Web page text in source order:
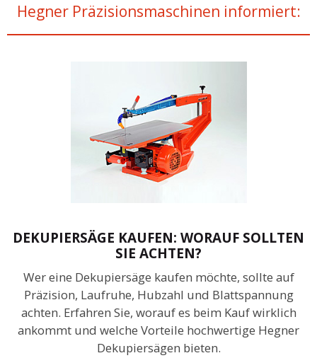
Hegner Präzisionsmaschinen informiert:
DEKUPIERSÄGE KAUFEN: WORAUF SOLLTEN
SIE ACHTEN?
Wer eine Dekupiersäge kaufen möchte, sollte auf
Präzision, Laufruhe, Hubzahl und Blattspannung
achten. Erfahren Sie, worauf es beim Kauf wirklich
ankommt und welche Vorteile hochwertige Hegner
Dekupiersägen bieten.